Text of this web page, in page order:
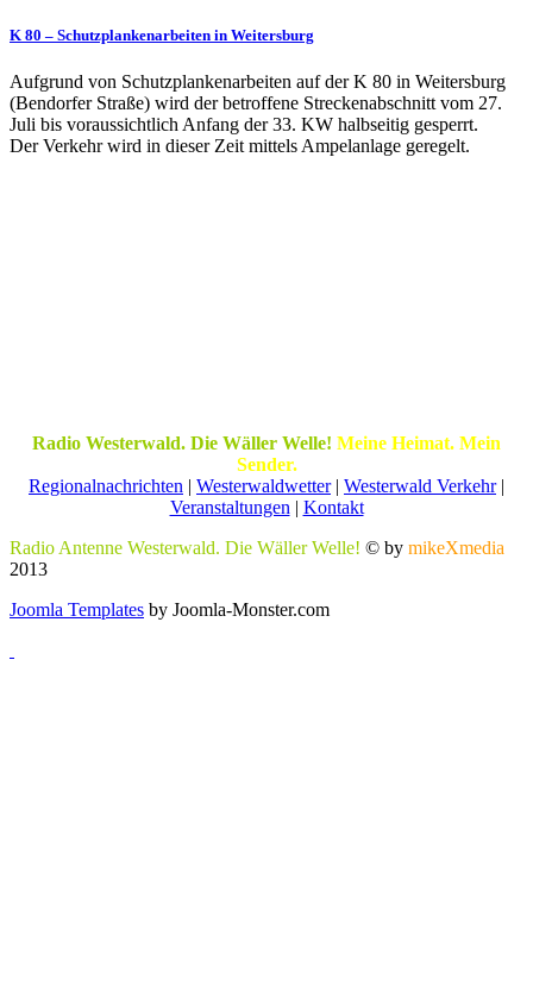
K 80 – Schutzplankenarbeiten in Weitersburg
Aufgrund von Schutzplankenarbeiten auf der K 80 in Weitersburg
(Bendorfer Straße) wird der betroffene Streckenabschnitt vom 27.
Juli bis voraussichtlich Anfang der 33. KW halbseitig gesperrt.
Der Verkehr wird in dieser Zeit mittels Ampelanlage geregelt.
Radio Westerwald. Die Wäller Welle! Meine Heimat. Mein
Sender.
Regionalnachrichten | Westerwaldwetter| Westerwald Verkehr|
Veranstaltungen | Kontakt
Radio Antenne Westerwald. Die Wäller Welle! © by mikeXmedia
2013
Joomla Templates by Joomla-Monster.com